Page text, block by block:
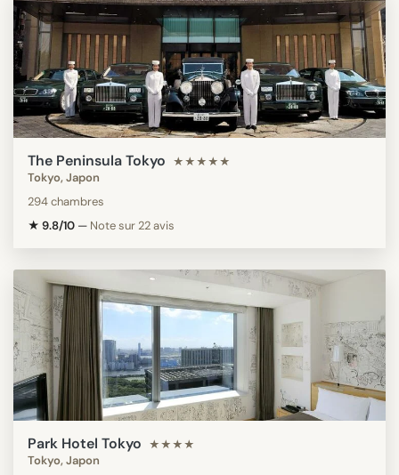
The Peninsula Tokyo ★★★★★
Tokyo, Japon
294 chambres
★ 9.8/10 — Note sur 22 avis
Park Hotel Tokyo ★★★★
Tokyo, Japon